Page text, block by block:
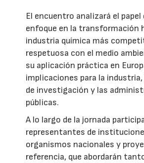
El encuentro analizará el papel
enfoque en la transformación
industria química más
respetuosa con el medio
su aplicación práctica en
implicaciones para la
de investigación y las
públicas.
A lo largo de la jornada
representantes de
organismos nacionales y
referencia, que abordarán